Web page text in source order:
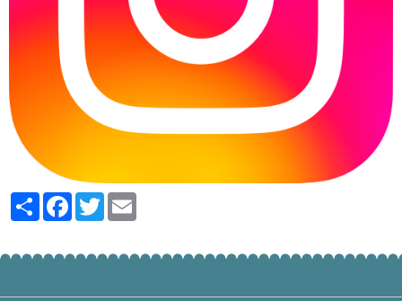
PartagerFacebook
Twitter